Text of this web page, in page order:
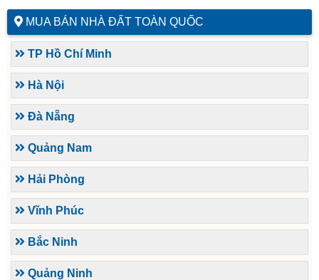
MUA BÁN NHÀ ĐẤT TOÀN QUỐC
TP Hồ Chí Minh
Hà Nội
Đà Nẵng
Quảng Nam
Hải Phòng
Vĩnh Phúc
Bắc Ninh
Quảng Ninh